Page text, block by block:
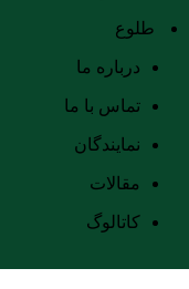
طلوع
درباره ما
تماس با ما
نمایندگان
مقالات
کاتالوگ